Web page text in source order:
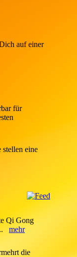
auf einer
für
eine
Qi Gong
mehr
die